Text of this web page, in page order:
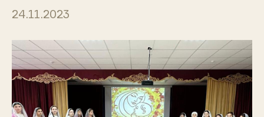
24.11.2023